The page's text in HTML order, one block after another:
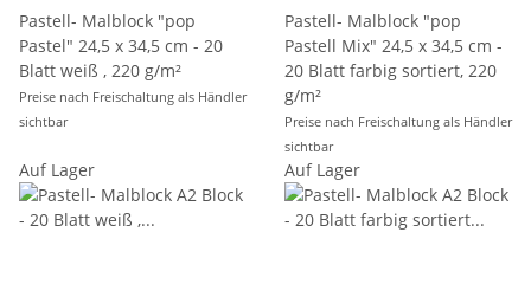
Pastell- Malblock "pop
Pastel" 24,5 x 34,5 cm - 20
Blatt weiß , 220 g/m²
Preise nach Freischaltung als Händler
sichtbar
Pastell- Malblock "pop
Pastell Mix" 24,5 x 34,5 cm -
20 Blatt farbig sortiert, 220
g/m²
Preise nach Freischaltung als Händler
sichtbar
Auf Lager Auf Lager